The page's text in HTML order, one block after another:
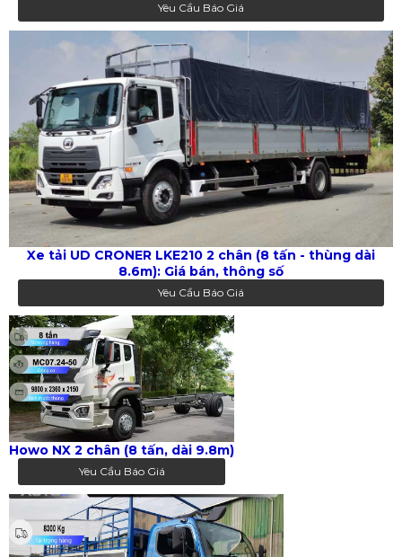
Yêu Cầu Báo Giá
Xe tải UD CRONER LKE210 2 chân (8 tấn - thùng dài
8.6m): Giá bán, thông số
Yêu Cầu Báo Giá
Howo NX 2 chân (8 tấn, dài 9.8m)
Yêu Cầu Báo Giá